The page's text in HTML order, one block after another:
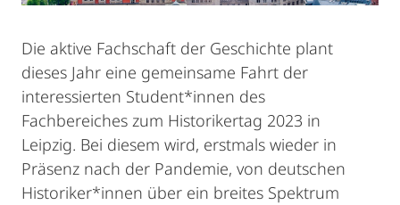
Die aktive Fachschaft der Geschichte plant
dieses Jahr eine gemeinsame Fahrt der
interessierten Student*innen des
Fachbereiches zum Historikertag 2023 in
Leipzig. Bei diesem wird, erstmals wieder in
Präsenz nach der Pandemie, von deutschen
Historiker*innen über ein breites Spektrum